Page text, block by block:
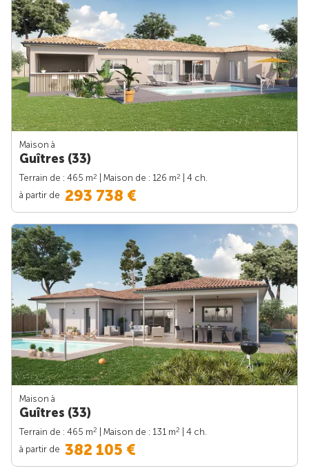
Maison à
Guîtres (33)
Terrain de : 465 m2 | Maison de : 126 m2
| 4 ch.
à partir de 293 738 €
Maison à
Guîtres (33)
Terrain de : 465 m2 | Maison de : 131 m2
| 4 ch.
à partir de 382 105 €